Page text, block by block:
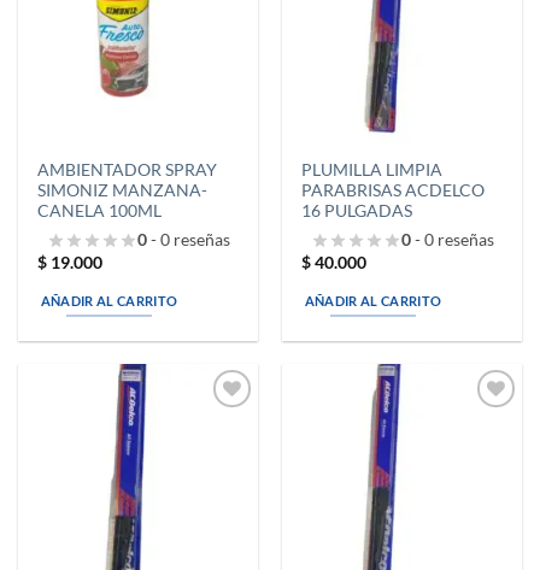
AMBIENTADOR SPRAY
SIMONIZ MANZANA-
CANELA 100ML
0- 0 reseñas
$ 19.000
AÑADIR AL CARRITO
PLUMILLA LIMPIA
PARABRISAS ACDELCO
16 PULGADAS
0- 0 reseñas
$40.000
AÑADIR AL CARRITO